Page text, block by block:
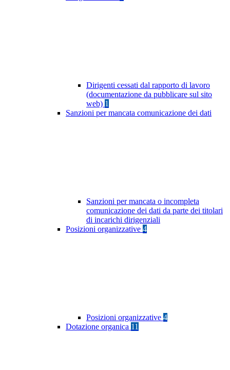
Dirigenti cessati dal rapporto di lavoro
(documentazione da pubblicare sul sito
web) 1
Sanzioni per mancata comunicazione dei dati
Sanzioni per mancata o incompleta
comunicazione dei dati da parte dei titolari
di incarichi dirigenziali
Posizioni organizzative 4
Posizioni organizzative 4
Dotazione organica 11